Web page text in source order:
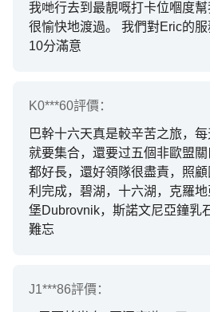
我哋行去到最靚嘅打卡位嗰度
很愉快地渡過。 我們對Eric的服務態度和專業知識都
10分滿意
K0***60評價：
巴幹十六天真是較辛苦之旅，
就要集合，還要过五個非歐盟
都好長，還好領隊很盡責，照
利完成，碧湖，十六湖，克羅
堡Dubrovnik，斯諾文尼亞鐘
難忘
J1***86評價：